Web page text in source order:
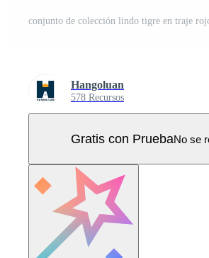
Hangoluan
578 Recursos
Gratis con PruebaNo se